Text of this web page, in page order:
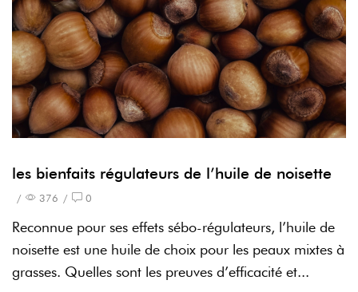
les bienfaits régulateurs de l’huile de noisette
/ 376 / 0
Reconnue pour ses effets sébo-régulateurs, l’huile de
noisette est une huile de choix pour les peaux mixtes à
grasses. Quelles sont les preuves d’efficacité et...